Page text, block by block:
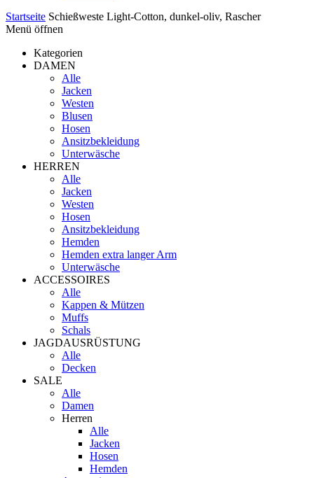
Startseite Schießweste Light-Cotton, dunkel-oliv, Rascher
Menü öffnen
Kategorien
DAMEN
Alle
Jacken
Westen
Blusen
Hosen
Ansitzbekleidung
Unterwäsche
HERREN
Alle
Jacken
Westen
Hosen
Ansitzbekleidung
Hemden
Hemden extra langer Arm
Unterwäsche
ACCESSOIRES
Alle
Kappen & Mützen
Muffs
Schals
JAGDAUSRÜSTUNG
Alle
Decken
SALE
Alle
Damen
Herren
Alle
Jacken
Hosen
Hemden